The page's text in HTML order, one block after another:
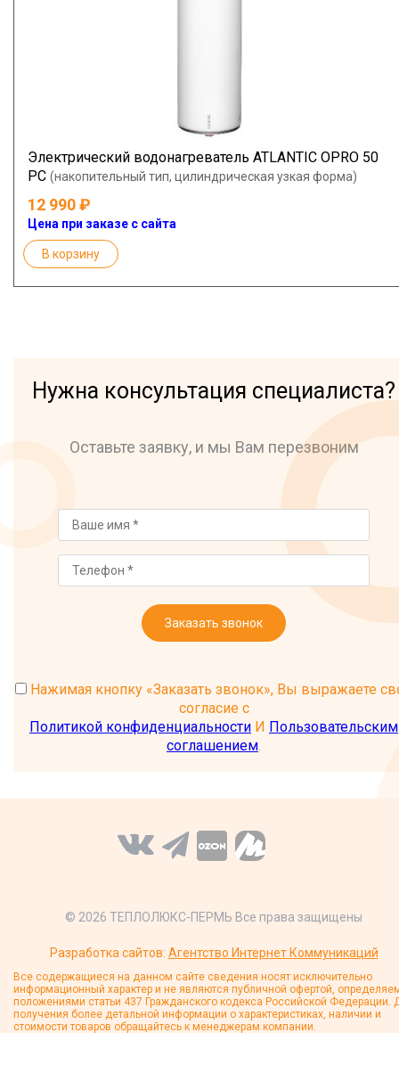
Электрический водонагреватель ATLANTIC OPRO 50
PC (накопительный тип, цилиндрическая узкая форма)
12 990
Цена при заказе с сайта
В корзину
Нужна консультация специалиста?
Оставьте заявку, и мы Вам перезвоним
Заказать звонок
Нажимая кнопку «Заказать звонок», Вы выражаете
согласие с
Политикой конфиденциальности И Пользовательским
соглашением.
© 2026 ТЕПЛОЛЮКС-ПЕРМЬ Все права защищены
Разработка сайтов: Агентство Интернет Коммуникаций
Все содержащиеся на данном сайте сведения носят исключительно
информационный характер и не являются публичной офертой,
положениями статьи 437 Гражданского кодекса Российской Федерации.
получения более детальной информации о характеристиках, наличии и
стоимости товаров обращайтесь к менеджерам компании.